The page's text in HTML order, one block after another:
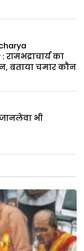
का
बताया चमार कौन
जानलेवा भी